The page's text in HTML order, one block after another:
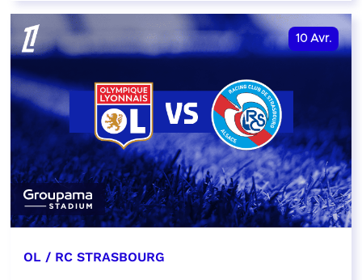
10 Avr.
OL / RC STRASBOURG